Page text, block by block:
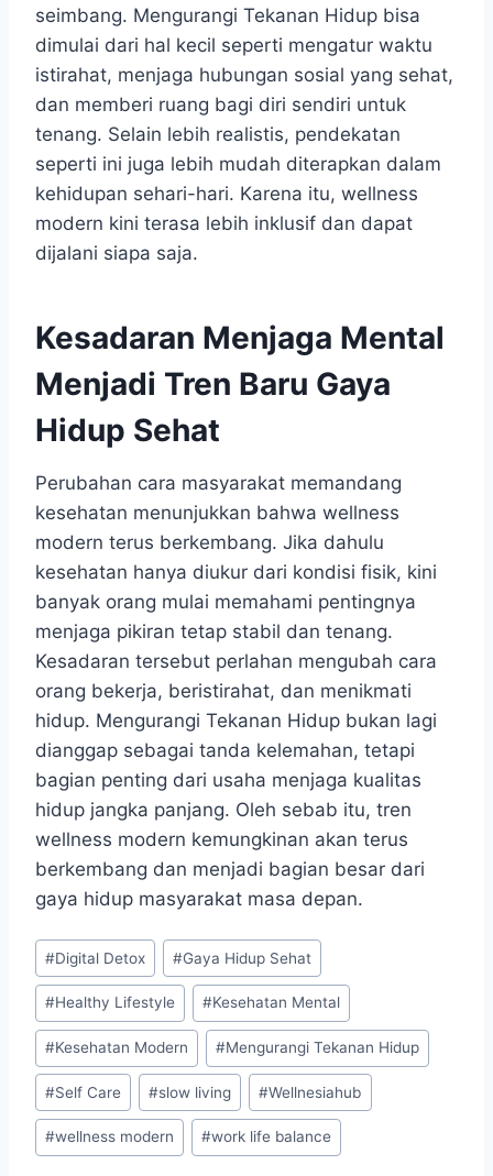
seimbang. Mengurangi Tekanan Hidup bisa
dimulai dari hal kecil seperti mengatur waktu
istirahat, menjaga hubungan sosial yang sehat,
dan memberi ruang bagi diri sendiri untuk
tenang. Selain lebih realistis, pendekatan
seperti ini juga lebih mudah diterapkan dalam
kehidupan sehari-hari. Karena itu, wellness
modern kini terasa lebih inklusif dan dapat
dijalani siapa saja.
Kesadaran Menjaga Mental
Menjadi Tren Baru Gaya
Hidup Sehat
Perubahan cara masyarakat memandang
kesehatan menunjukkan bahwa wellness
modern terus berkembang. Jika dahulu
kesehatan hanya diukur dari kondisi fisik, kini
banyak orang mulai memahami pentingnya
menjaga pikiran tetap stabil dan tenang.
Kesadaran tersebut perlahan mengubah cara
orang bekerja, beristirahat, dan menikmati
hidup. Mengurangi Tekanan Hidup bukan lagi
dianggap sebagai tanda kelemahan, tetapi
bagian penting dari usaha menjaga kualitas
hidup jangka panjang. Oleh sebab itu, tren
wellness modern kemungkinan akan terus
berkembang dan menjadi bagian besar dari
gaya hidup masyarakat masa depan.
Post
Tags:
#Digital Detox #Gaya Hidup Sehat
#Healthy Lifestyle #Kesehatan Mental
#Kesehatan Modern #Mengurangi Tekanan Hidup
#Self Care #slow living #Wellnesiahub
#wellness modern #work life balance